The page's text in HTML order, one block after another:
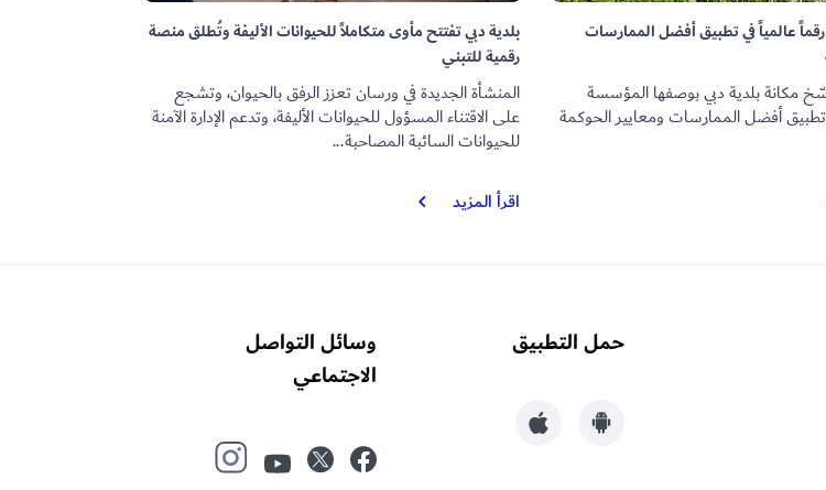
عالمياً في تطبيق أفضل الممارسات
مكانة بلدية دبي بوصفها المؤسسة
تطبيق أفضل الممارسات ومعايير الحوكمة
بلدية دبي تفتتح مأوى متكاملاً للحيوانات الأليفة وتُطلق منصة
رقمية للتبني
المنشأة الجديدة في ورسان تعزز الرفق بالحيوان، وتشجع
على الاقتناء المسؤول للحيوانات الأليفة، وتدعم الإدارة الآمنة
للحيوانات السائبة المصاحبة...
اقرأ المزيد
بلدية
حمل التطبيق
وسائل التواصل
الاجتماعي